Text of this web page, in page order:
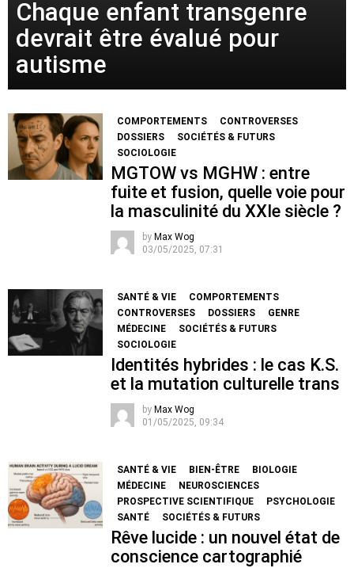
Chaque enfant transgenre
devrait être évalué pour
autisme
COMPORTEMENTS
CONTROVERSES
DOSSIERS
SOCIÉTÉS & FUTURS
SOCIOLOGIE
MGTOW vs MGHW : entre
fuite et fusion, quelle voie pour
la masculinité du XXIe siècle ?
by Max Wog
03/05/2025, 07:31
SANTÉ & VIE
COMPORTEMENTS
CONTROVERSES
DOSSIERS
GENRE
MÉDECINE
SOCIÉTÉS & FUTURS
SOCIOLOGIE
Identités hybrides : le cas K.S.
et la mutation culturelle trans
by Max Wog
01/05/2025, 09:34
SANTÉ & VIE BIEN-ÊTRE
BIOLOGIE
MÉDECINE
NEUROSCIENCES
PROSPECTIVE SCIENTIFIQUE
PSYCHOLOGIE
SANTÉ
SOCIÉTÉS & FUTURS
Rêve lucide : un nouvel état de
conscience cartographié